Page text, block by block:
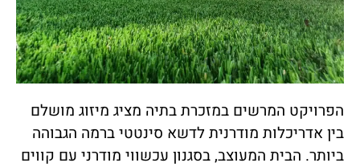
הפרויקט המרשים במזכרת בתיה מציג מיזוג מושלם
בין אדריכלות מודרנית לדשא סינטטי ברמה הגבוהה
ביותר. הבית המעוצב, בסגנון עכשווי מודרני עם קווים